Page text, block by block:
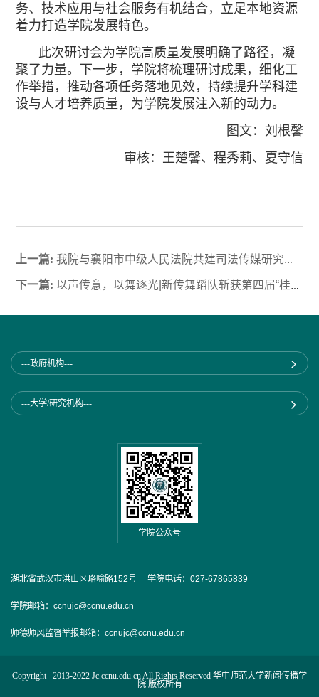
务、技术应用与社会服务有机结合，立足本地资源
着力打造学院发展特色。
此次研讨会为学院高质量发展明确了路径，凝
聚了力量。下一步，学院将梳理研讨成果，细化工
作举措，推动各项任务落地见效，持续提升学科建
设与人才培养质量，为学院发展注入新的动力。
图文：刘根馨
审核：王楚馨、程秀莉、夏守信
上一篇: 我院与襄阳市中级人民法院共建司法传媒研究中心揭牌仪式暨新闻舆论宣传专题研讨及培训会圆满举行
下一篇: 以声传意，以舞逐光|新传舞蹈队斩获第四届“桂子印象”校园舞蹈大赛决赛三等奖
---政府机构---
---大学/研究机构---
学院公众号
湖北省武汉市洪山区珞喻路152号 学院电话：027-67865839
学院邮箱：ccnujc@ccnu.edu.cn
师德师风监督举报邮箱：ccnujc@ccnu.edu.cn
Copyright 2013-2022 Jc.ccnu.edu.cn All Rights Reserved 华中师范大学新闻传播学
院 版权所有